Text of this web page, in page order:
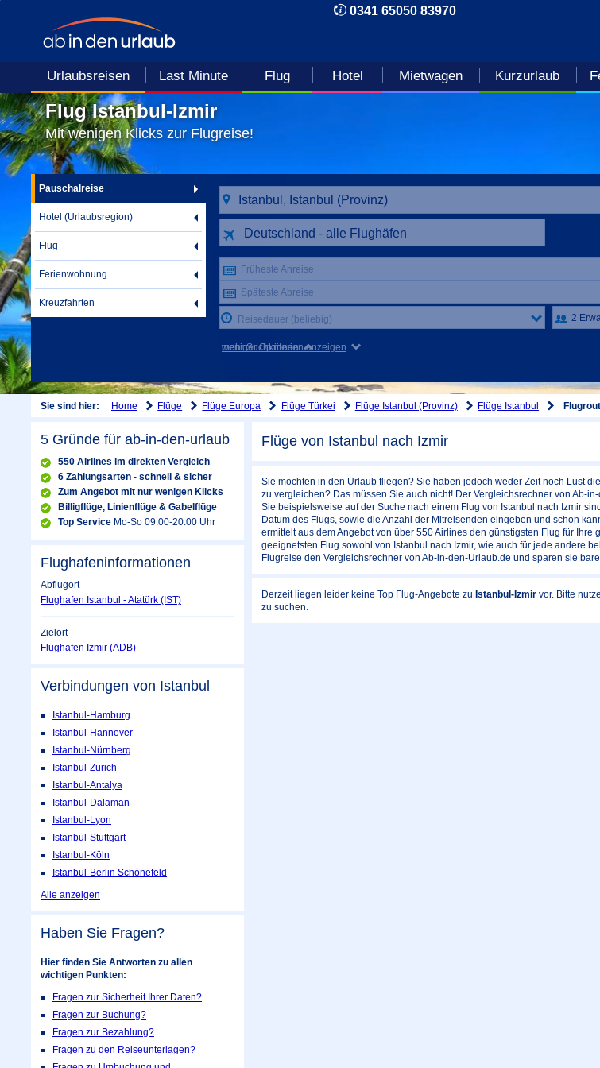
0341 65050 83970
Urlaubsreisen Last Minute Flug Hotel Mietwagen Kurzurlaub
Flug Istanbul-Izmir
Mit wenigen Klicks zur Flugreise!
Pauschalreise
Hotel (Urlaubsregion)
Flug
Ferienwohnung
Kreuzfahrten
Deutschland - alle Flughäfen
Früheste Anreise
Späteste Abreise
Reisedauer (beliebig)
mehr Suchkriterien anzeigen
weniger Optionen
Sie sind hier: Home Flüge Flüge Europa Flüge Türkei Flüge Istanbul (Provinz) Flüge Istanbul
Flüge von Istanbul nach Izmir
Sie möchten in den Urlaub fliegen? Sie haben jedoch weder Zeit noch Lust
zu vergleichen? Das müssen Sie auch nicht! Der Vergleichsrechner von Ab-
Sie beispielsweise auf der Suche nach einem Flug von Istanbul nach Izmir
Datum des Flugs, sowie die Anzahl der Mitreisenden eingeben und schon
ermittelt aus dem Angebot von über 550 Airlines den günstigsten Flug für
geeignetsten Flug sowohl von Istanbul nach Izmir, wie auch für jede andere
Flugreise den Vergleichsrechner von Ab-in-den-Urlaub.de und sparen sie
Derzeit liegen leider keine Top Flug-Angebote zu Istanbul-Izmir vor. Bitte
zu suchen.
5 Gründe für ab-in-den-urlaub
550 Airlines im direkten Vergleich
6 Zahlungsarten - schnell & sicher
Zum Angebot mit nur wenigen Klicks
Billigflüge, Linienflüge & Gabelflüge
Top Service Mo-So 09:00-20:00 Uhr
Flughafeninformationen
Abflugort
Flughafen Istanbul - Atatürk (IST)
Zielort
Flughafen Izmir (ADB)
Verbindungen von Istanbul
Istanbul-Hamburg
Istanbul-Hannover
Istanbul-Nürnberg
Istanbul-Zürich
Istanbul-Antalya
Istanbul-Dalaman
Istanbul-Lyon
Istanbul-Stuttgart
Istanbul-Köln
Istanbul-Berlin Schönefeld
Alle anzeigen
Haben Sie Fragen?
Hier finden Sie Antworten zu allen
wichtigen Punkten:
Fragen zur Sicherheit Ihrer Daten?
Fragen zur Buchung?
Fragen zur Bezahlung?
Fragen zu den Reiseunterlagen?